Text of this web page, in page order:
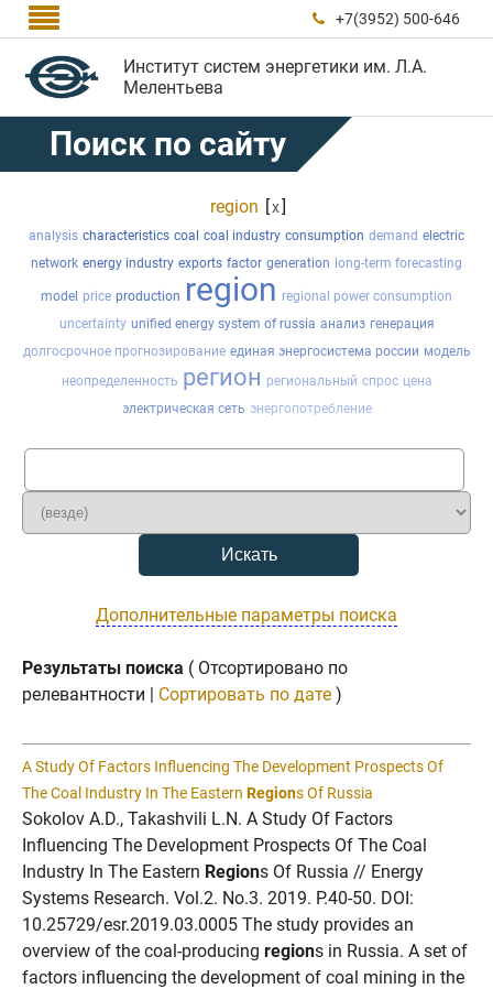
  +7(3952) 500-646
Институт систем энергетики им. Л.А.
Мелентьева
Поиск по сайту
region [x]
analysis characteristics coal coal industry consumption demand electric
network energy industry exports factor generation long-term forecasting
model price production region regional power consumption
uncertainty unified energy system of russia анализ генерация
долгосрочное прогнозирование единая энергосистема россии модель
неопределенность регион региональный спрос цена
электрическая сеть энергопотребление
Дополнительные параметры поиска
Результаты поиска ( Отсортировано по
релевантности | Сортировать по дате )
A Study Of Factors Influencing The Development Prospects Of
The Coal Industry In The Eastern Regions Of Russia
Sokolov A.D., Takashvili L.N. A Study Of Factors
Influencing The Development Prospects Of The Coal
Industry In The Eastern Regions Of Russia // Energy
Systems Research. Vol.2. No.3. 2019. P.40-50. DOI:
10.25729/esr.2019.03.0005 The study provides an
overview of the coal-producing regions in Russia. A set of
factors influencing the development of coal mining in the